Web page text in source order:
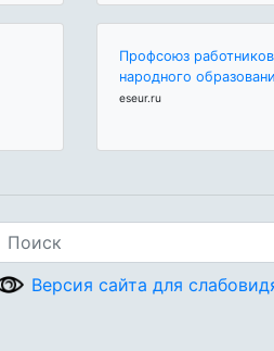
Профсоюз работников
народного
eseur.ru
Версия сайта для